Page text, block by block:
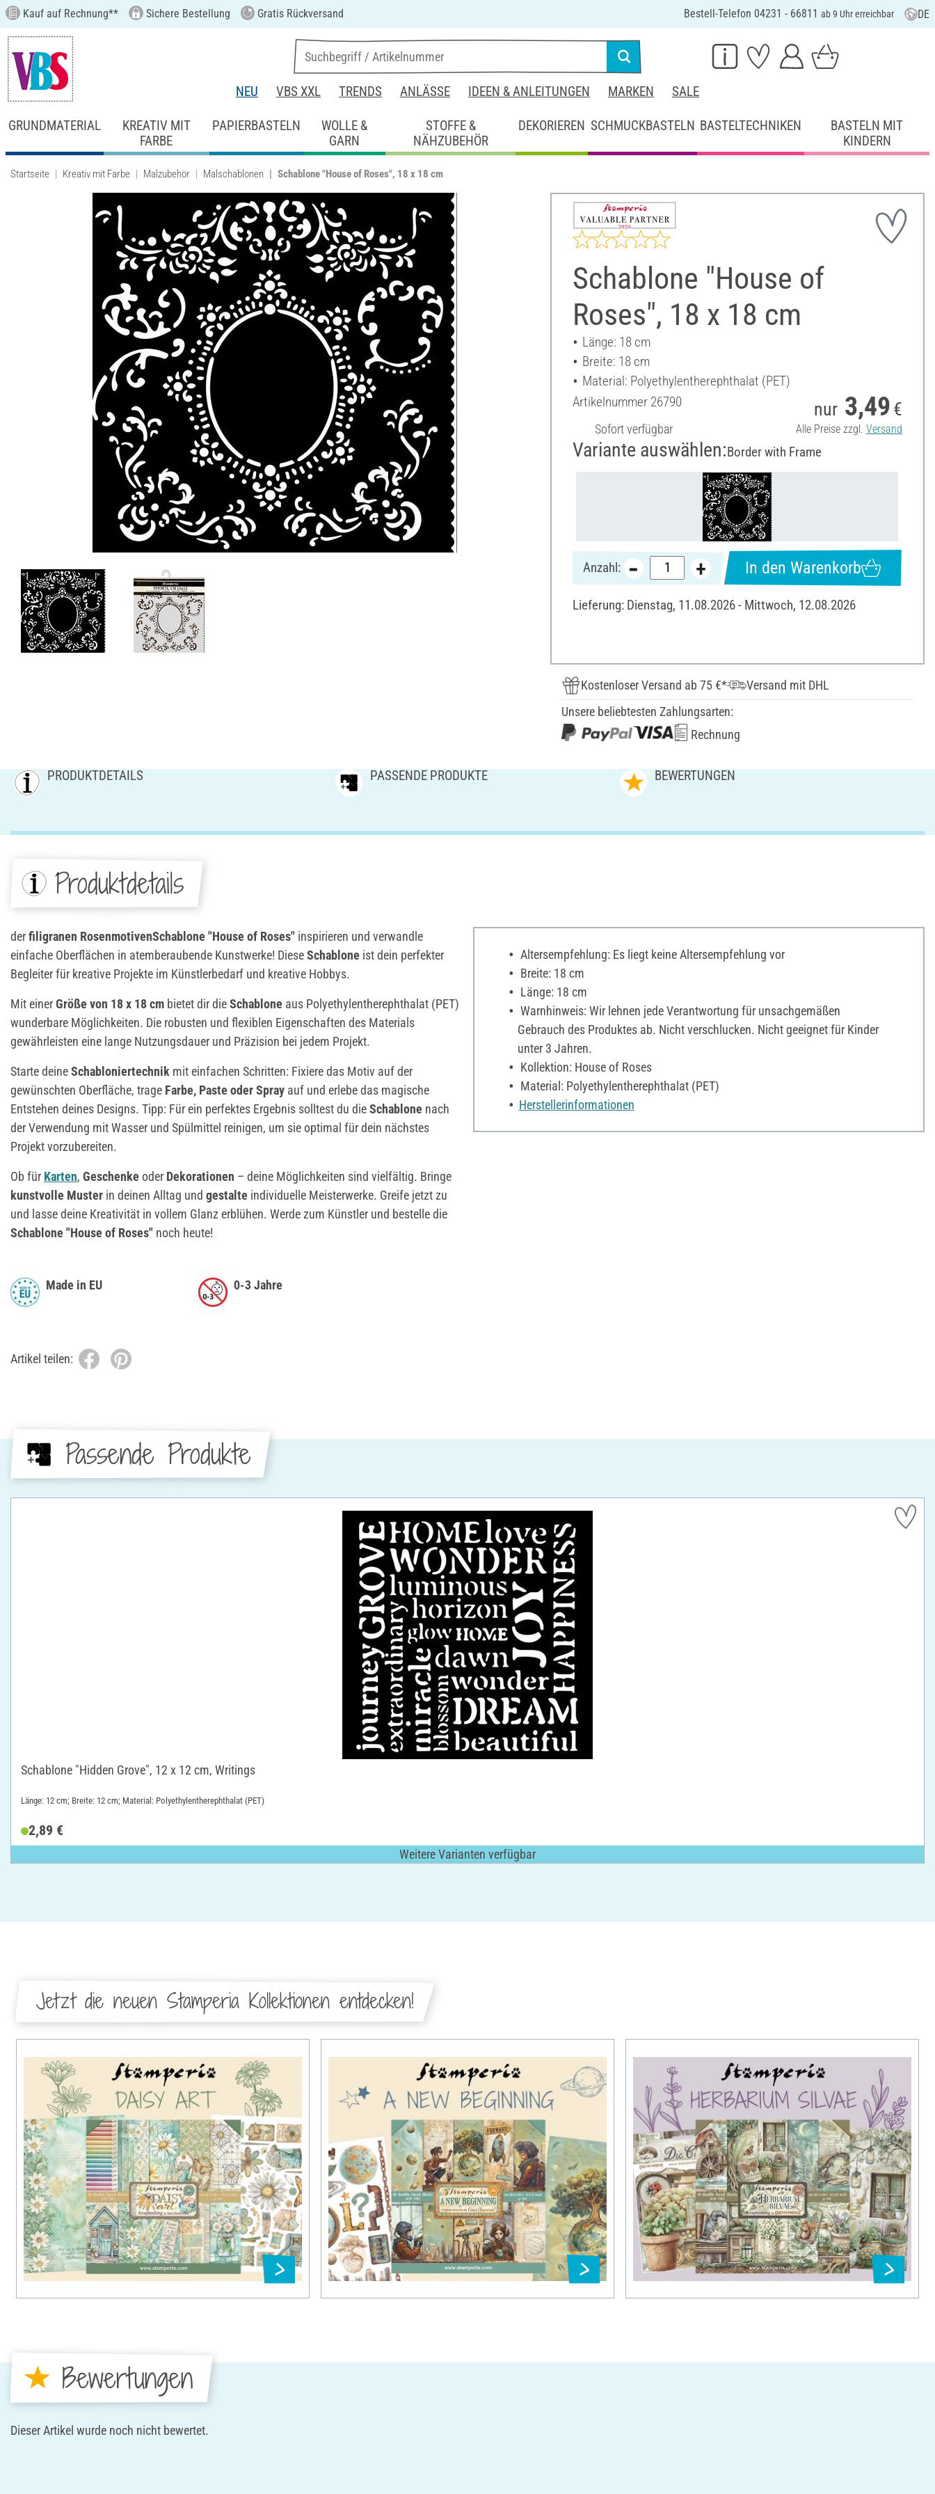
Kauf auf Rechnung** Sichere Bestellung Gratis Rückversand Bestell-Telefon 04231 - 66811 ab 9 Uhr erreichbar DE
NEU VBS XXL TRENDS ANLÄSSE IDEEN & ANLEITUNGEN MARKEN SALE
GRUNDMATERIAL
KREATIV MIT
FARBE
PAPIERBASTELN
WOLLE &
GARN
STOFFE &
NÄHZUBEHÖR
DEKORIEREN SCHMUCKBASTELN BASTELTECHNIKEN
BASTELN MIT
KINDERN
Startseite Kreativ mit Farbe Malzubehör Malschablonen Schablone "House of Roses", 18 x 18 cm
Schablone "House of
Roses", 18 x 18 cm
Länge: 18 cm
Breite: 18 cm
Material: Polyethylentherephthalat (PET)
Artikelnummer 26790
Sofort verfügbar
nur 3,49 €
Alle Preise zzgl. Versand
Variante auswählen:Border with Frame
Anzahl: In den Warenkorb
Lieferung: Dienstag, 11.08.2026 - Mittwoch, 12.08.2026
Kostenloser Versand ab 75 €*
Versand mit DHL
Unsere beliebtesten Zahlungsarten:
Rechnung
PRODUKTDETAILS PASSENDE PRODUKTE BEWERTUNGEN
Produktdetails
derfiligranen RosenmotivenSchablone "House of Roses" inspirieren und verwandle
einfache Oberflächen in atemberaubende Kunstwerke! DieseSchablone ist dein perfekter
Begleiter für kreative Projekte im Künstlerbedarf und kreative Hobbys.
Mit einerGröße von 18 x 18 cm bietet dir dieSchablone aus Polyethylentherephthalat (PET)
wunderbare Möglichkeiten. Die robusten und flexiblen Eigenschaften des Materials
gewährleisten eine lange Nutzungsdauer und Präzision bei jedem Projekt.
Starte deineSchabloniertechnik mit einfachen Schritten: Fixiere das Motiv auf der
gewünschten Oberfläche, trage Farbe, Paste oder Spray auf und erlebe das magische
Entstehen deines Designs. Tipp: Für ein perfektes Ergebnis solltest du dieSchablone nach
der Verwendung mit Wasser und Spülmittel reinigen, um sie optimal für dein nächstes
Projekt vorzubereiten.
Ob für Karten, Geschenke oder Dekorationen – deine Möglichkeiten sind vielfältig. Bringe
kunstvolle Muster in deinen Alltag und gestalte individuelle Meisterwerke. Greife jetzt zu
und lasse deine Kreativität in vollem Glanz erblühen. Werde zum Künstler und bestelle die
Schablone "House of Roses" noch heute!
Altersempfehlung: Es liegt keine Altersempfehlung vor
Breite: 18 cm
Länge: 18 cm
Warnhinweis: Wir lehnen jede Verantwortung für unsachgemäßen
Gebrauch des Produktes ab. Nicht verschlucken. Nicht geeignet für Kinder
unter 3 Jahren.
Kollektion: House of Roses
Material: Polyethylentherephthalat (PET)
Herstellerinformationen
Made in EU 0-3 Jahre
Artikel teilen:
Passende Produkte
Schablone "Hidden Grove", 12 x 12 cm, Writings
Länge: 12 cm; Breite: 12 cm; Material: Polyethylentherephthalat (PET)
2,89 €
Weitere Varianten verfügbar
Jetzt die neuen Stamperia Kollektionen entdecken!
Bewertungen
Dieser Artikel wurde noch nicht bewertet.